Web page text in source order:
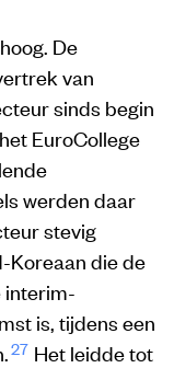
De
van
sinds begin
EuroCollege
werden daar
stevig
Koreaan die de
interim-
is, tijdens een
27 Het leidde tot